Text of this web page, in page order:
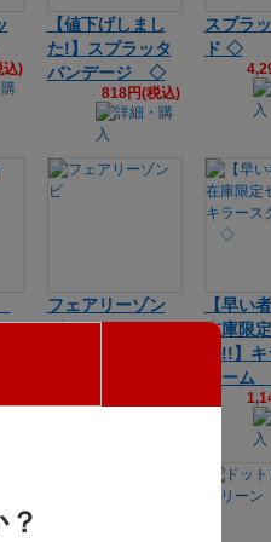
込)
【値下げしまし
た!】スプラッタ
バンデージ ◇
818円(税込)
スプラ
ド ◇
フェアリーゾン
ビ
【早い
在庫限
ル!!】
リー